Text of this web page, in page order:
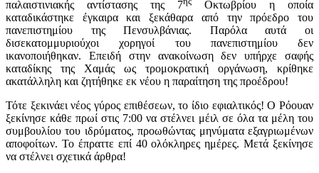
παλαιστινιακής αντίστασης της 7
Οκτωβρίου η οποία
καταδικάστηκε έγκαιρα και ξεκάθαρα από την πρόεδρο του
πανεπιστημίου της Πενσυλβάνιας. Παρόλα αυτά οι
δισεκατομμυριούχοι χορηγοί του πανεπιστημίου δεν
ικανοποιήθηκαν. Επειδή στην ανακοίνωση δεν υπήρχε σαφής
καταδίκης της Χαμάς ως τρομοκρατική οργάνωση, κρίθηκε
ακατάλληλη και ζητήθηκε εκ νέου η παραίτηση της προέδρου!
Τότε ξεκινάει νέος γύρος επιθέσεων, το ίδιο εφιαλτικός! Ο Ρόουαν
ξεκίνησε κάθε πρωί στις 7:00 να στέλνει μέιλ σε όλα τα μέλη του
συμβουλίου του ιδρύματος, προωθώντας μηνύματα εξαγριωμένων
αποφοίτων. Το έπραττε επί 40 ολόκληρες ημέρες. Μετά ξεκίνησε
να στέλνει σχετικά άρθρα!